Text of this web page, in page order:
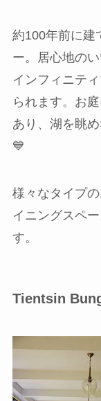
約100年前に建
ー。居心地の
インフィニテ
られます。お
あり、湖を眺
💙
様々なタイプ
イニングスペ
す。
Tientsin